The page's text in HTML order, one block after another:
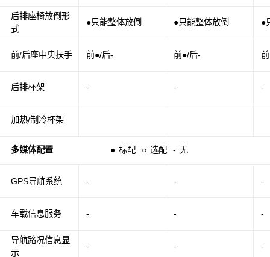
后排座椅放倒形
式
前/后座中央扶手
后排杯架
加热/制冷杯架
多媒体配置 ● 标配 ○ 选配 - 无
GPS导航系统
车载信息服务
导航路况信息显
示
●只能整体放倒 ●只能整体放倒 ●
前●/后- 前●/后-
- - -
- - -
- - -
- - -